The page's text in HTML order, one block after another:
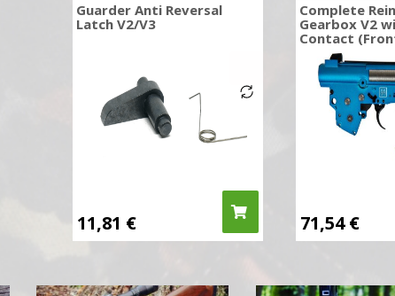
Guarder Anti Reversal
Latch V2/V3
11,81 €
Complete
Gearbox V2
Contact
71,54€